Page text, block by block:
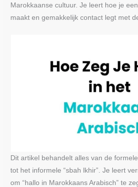
Marokkaanse cultuur. Je leert hoe je
maakt en gemakkelijk contact legt met
Dit artikel behandelt alles van de formele
tot het informele “sbah lkhir”. Je leert
om “hallo in Marokkaans Arabisch” te